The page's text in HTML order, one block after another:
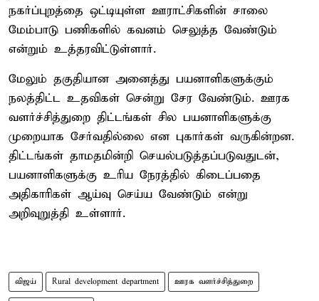
நகர்ப்புறத்தை ஒட்டியுள்ள ஊராட்சிகளின் சாலை
மேம்பாடு பணிகளில் கவனம் செலுத்த வேண்டும்
என்றும் உத்தரவிட்டுள்ளார்.
மேலும் தகுதியான அனைத்து பயனாளிகளுக்கும்
நலத்திட்ட உதவிகள் சென்று சேர வேண்டும். ஊரக
வளர்ச்சித்துறை திட்டங்கள் சில பயனாளிகளுக்கு
முறையாக சேர்வதில்லை என புகார்கள் வருகின்றன.
திட்டங்கள் தாமதமின்றி செயல்படுத்தப்படுவதுடன்,
பயனாளிகளுக்கு உரிய நேரத்தில் கிடைப்பதை
அதிகாரிகள் ஆய்வு செய்ய வேண்டும் என்று
அறிவுறுத்தி உள்ளார்.
விஜய் Rural development department ஊரக வளர்ச்சித்துறை